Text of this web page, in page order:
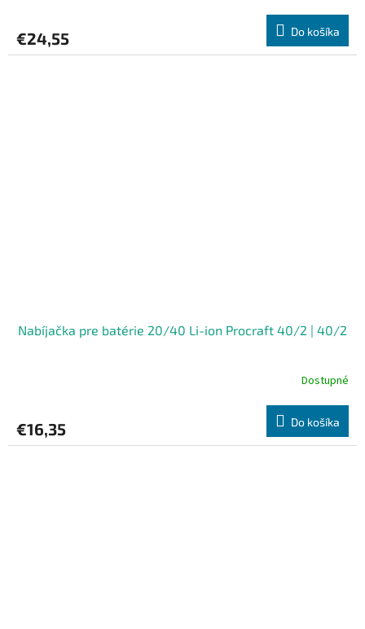
€24,55 Do košíka
Nabíjačka pre batérie 20/40 Li-ion Procraft 40/2 | 40/2
Dostupné
€16,35 Do košíka